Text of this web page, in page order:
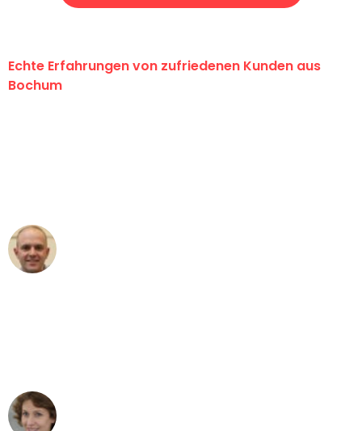
Echte Erfahrungen von zufriedenen Kunden aus
Bochum